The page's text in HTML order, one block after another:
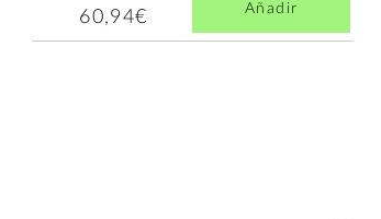
60,94€ Añadir